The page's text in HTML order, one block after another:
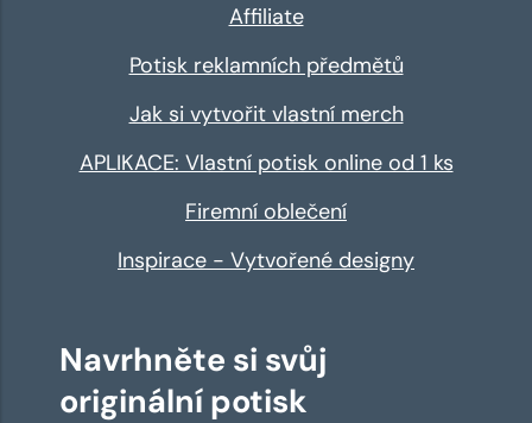
Affiliate
Potisk reklamních předmětů
Jak si vytvořit vlastní merch
APLIKACE: Vlastní potisk online od 1 ks
Firemní oblečení
Inspirace - Vytvořené designy
Navrhněte si svůj
originální potisk